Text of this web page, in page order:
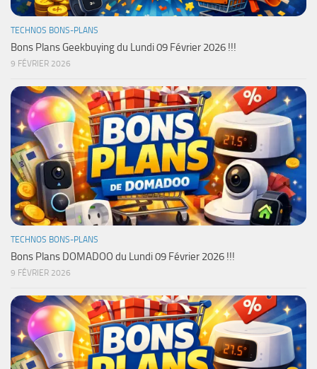
TECHNOS BONS-PLANS
Bons Plans Geekbuying du Lundi 09 Février 2026 !!!
9 FÉVRIER 2026
TECHNOS BONS-PLANS
Bons Plans DOMADOO du Lundi 09 Février 2026 !!!
9 FÉVRIER 2026